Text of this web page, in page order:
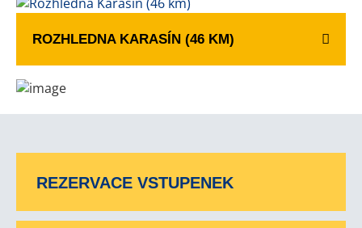
ROZHLEDNA KARASÍN (46 KM)
REZERVACE VSTUPENEK